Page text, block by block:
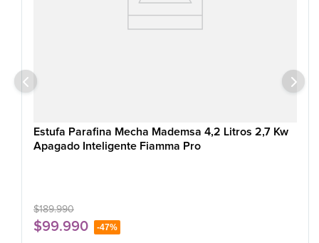
Estufa Parafina Mecha Mademsa 4,2 Litros 2,7 Kw
Apagado Inteligente Fiamma Pro
$189.990
$99.990 -47%